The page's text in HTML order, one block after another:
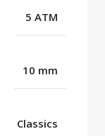
5 ATM
10 mm
Classics